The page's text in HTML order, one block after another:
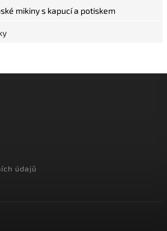
mikiny s kapucí a potiskem
údajů